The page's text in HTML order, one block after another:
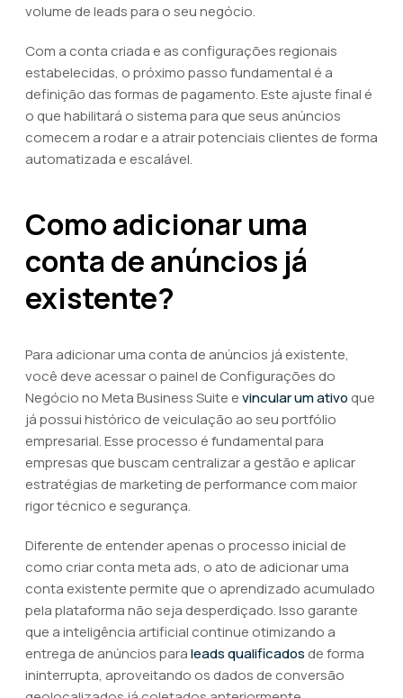
volume de leads para o seu negócio.
Com a conta criada e as configurações regionais
estabelecidas, o próximo passo fundamental é a
definição das formas de pagamento. Este ajuste final é
o que habilitará o sistema para que seus anúncios
comecem a rodar e a atrair potenciais clientes de forma
automatizada e escalável.
Como adicionar uma
conta de anúncios já
existente?
Para adicionar uma conta de anúncios já existente,
você deve acessar o painel de Configurações do
Negócio no Meta Business Suite evincular um ativo que
já possui histórico de veiculação ao seu portfólio
empresarial. Esse processo é fundamental para
empresas que buscam centralizar a gestão e aplicar
estratégias de marketing de performance com maior
rigor técnico e segurança.
Diferente de entender apenas o processo inicial de
como criar conta meta ads, o ato de adicionar uma
conta existente permite que o aprendizado acumulado
pela plataforma não seja desperdiçado. Isso garante
que a inteligência artificial continue otimizando a
entrega de anúncios paraleads qualificados de forma
ininterrupta, aproveitando os dados de conversão